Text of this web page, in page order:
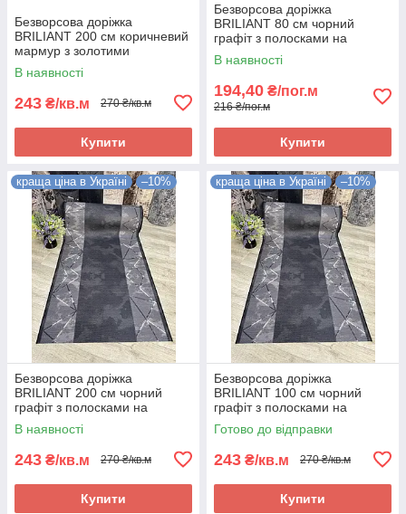
Безворсова доріжка
BRILIANT 200 см коричневий
мармур з золотими
полосками на підлогу на
кухню, в коридор
В наявності
243 ₴/кв.м 270 ₴/кв.м
Купити
Безворсова доріжка
BRILIANT 80 см чорний
графіт з полосками на
підлогу на кухню, в коридор
В наявності
194,40 ₴/пог.м
216 ₴/пог.м
Купити
краща ціна в Україні –10%
Безворсова доріжка
BRILIANT 200 см чорний
графіт з полосками на
підлогу на кухню, в коридор
В наявності
243 ₴/кв.м 270 ₴/кв.м
Купити
краща ціна в Україні –10%
Безворсова доріжка
BRILIANT 100 см чорний
графіт з полосками на
підлогу на кухню, в коридор
Готово до відправки
243 ₴/кв.м 270 ₴/кв.м
Купити